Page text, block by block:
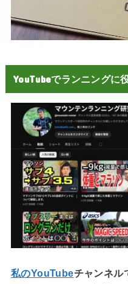
YouTubeでランニングに
私のYouTubeチャンネル